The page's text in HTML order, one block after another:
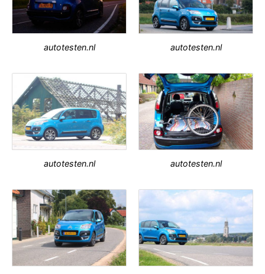
autotesten.nl autotesten.nl
autotesten.nl autotesten.nl